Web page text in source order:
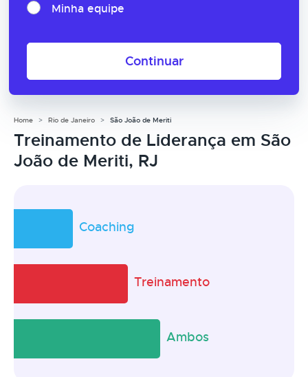
Minha equipe
Continuar
Home Rio de Janeiro São João de Meriti
Treinamento de Liderança em São
João de Meriti, RJ